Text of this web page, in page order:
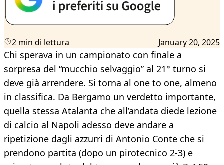
2 min di lettura January 20, 2025
Chi sperava in un campionato con finale a
sorpresa del “mucchio selvaggio” al 21° turno si
deve già arrendere. Si torna al one to one, almeno
in classifica. Da Bergamo un verdetto importante,
quella stessa Atalanta che all’andata diede lezione
di calcio al Napoli adesso deve andare a
ripetizione dagli azzurri di Antonio Conte che si
prendono partita (dopo un pirotecnico 2-3) e